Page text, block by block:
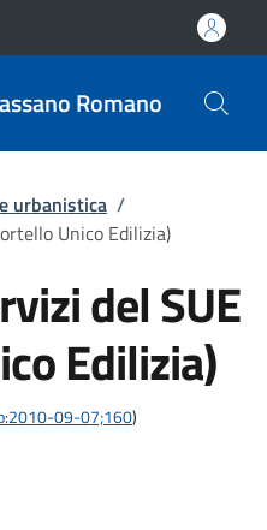
Romano
urbanistica /
Unico Edilizia)
del SUE
Edilizia)
09-07;160)